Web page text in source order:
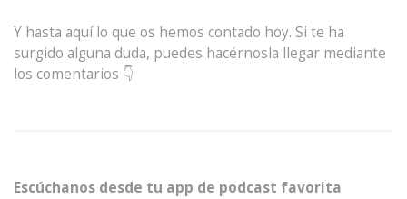
Y hasta aquí lo que os hemos contado hoy. Si te ha
surgido alguna duda, puedes hacérnosla llegar mediante
los comentarios 👇
Escúchanos desde tu app de podcast favorita